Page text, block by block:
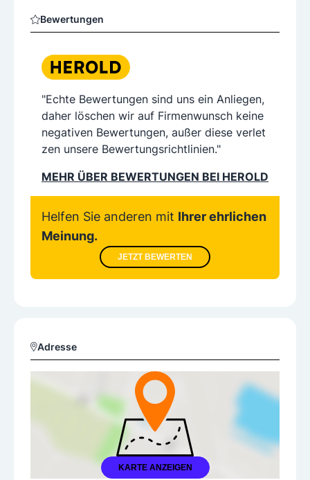
Bewertungen
"Echte Bewertungen sind uns ein Anliegen,
daher löschen wir auf Firmenwunsch keine
negativen Bewertungen, außer diese verlet
zen unsere Bewertungsrichtlinien."
MEHR ÜBER BEWERTUNGEN BEI HEROLD
Helfen Sie anderen mit Ihrer ehrlichen
Meinung.
JETZT BEWERTEN
Adresse
KARTE ANZEIGEN